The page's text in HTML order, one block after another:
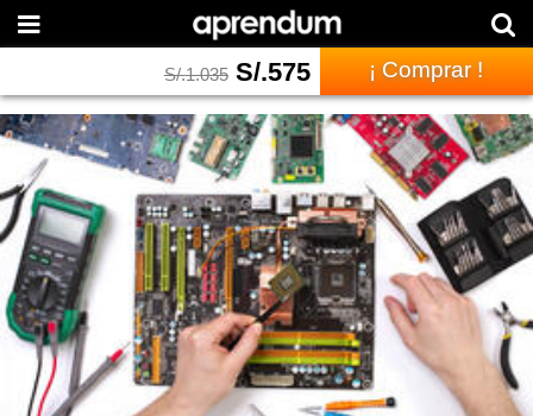
S/.1.035 S/.575 ¡ Comprar !